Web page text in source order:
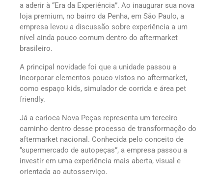
a aderir à “Era da Experiência”. Ao inaugurar sua nova
loja premium, no bairro da Penha, em São Paulo, a
empresa levou a discussão sobre experiência a um
nível ainda pouco comum dentro do aftermarket
brasileiro.
A principal novidade foi que a unidade passou a
incorporar elementos pouco vistos no aftermarket,
como espaço kids, simulador de corrida e área pet
friendly.
Já a carioca Nova Peças representa um terceiro
caminho dentro desse processo de transformação do
aftermarket nacional. Conhecida pelo conceito de
“supermercado de autopeças”, a empresa passou a
investir em uma experiência mais aberta, visual e
orientada ao autosserviço.